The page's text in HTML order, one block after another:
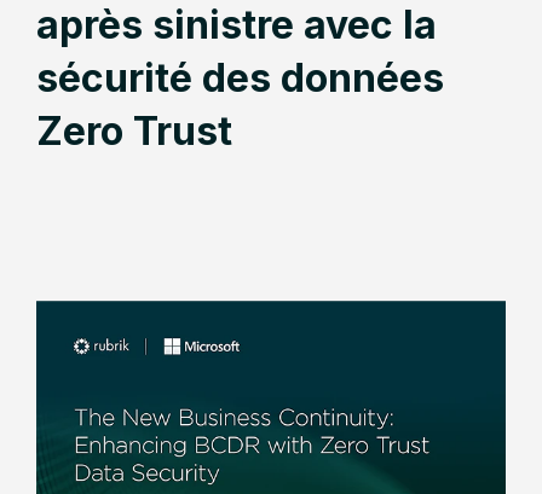
après sinistre avec la
sécurité des données
Zero Trust